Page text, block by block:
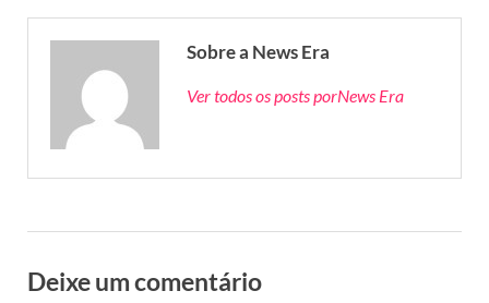
Sobre a News Era
Ver todos os posts porNews Era
Deixe um comentário